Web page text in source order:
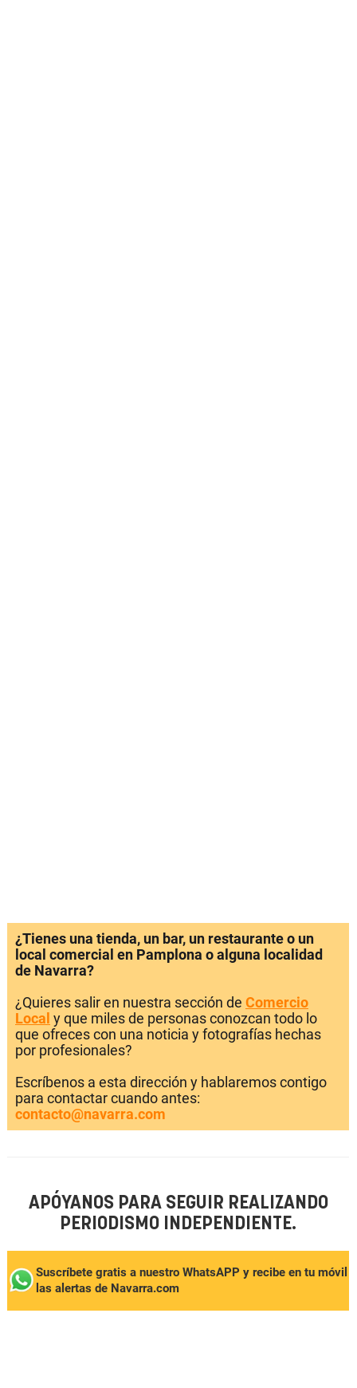
¿Tienes una tienda, un bar, un restaurante o un
local comercial en Pamplona o alguna localidad
de Navarra?
¿Quieres salir en nuestra sección de Comercio
Local y que miles de personas conozcan todo lo
que ofreces con una noticia y fotografías hechas
por profesionales?
Escríbenos a esta dirección y hablaremos contigo
para contactar cuando antes:
contacto@navarra.com
APÓYANOS PARA SEGUIR REALIZANDO
PERIODISMO INDEPENDIENTE.
Suscríbete gratis a nuestro WhatsAPP y recibe en tu móvil
las alertas de Navarra.com